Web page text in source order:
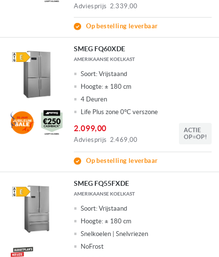
Adviesprijs 2.339,00
Op bestelling leverbaar
SMEG FQ60XDE
AMERIKAANSE KOELKAST
Soort: Vrijstaand
Hoogte: ± 180 cm
4 Deuren
Life Plus zone 0°C verszone
2.099,00
Adviesprijs 2.469,00
ACTIE
OP=OP!
Op bestelling leverbaar
SMEG FQ55FXDE
AMERIKAANSE KOELKAST
Soort: Vrijstaand
Hoogte: ± 180 cm
Snelkoelen | Snelvriezen
NoFrost